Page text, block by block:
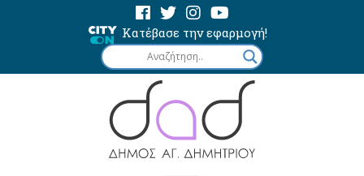
Κατέβασε την εφαρμογή!